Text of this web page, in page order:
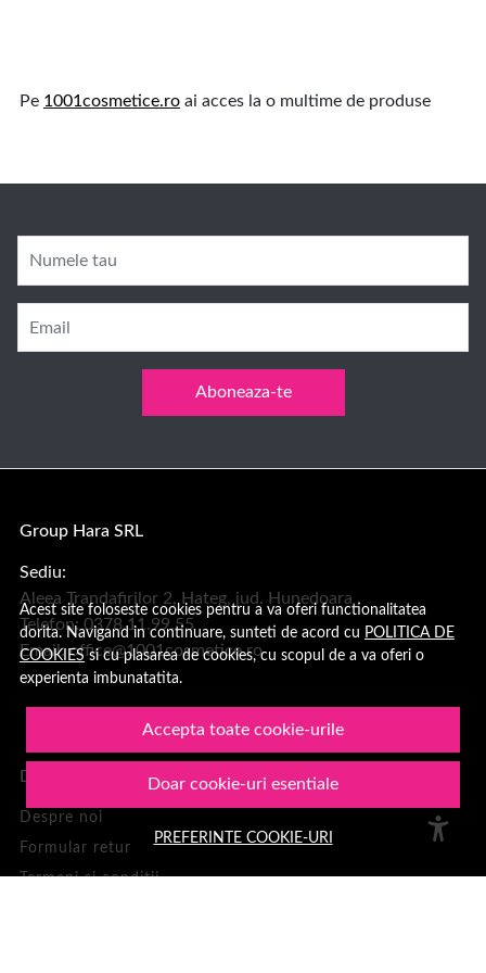
Acest site foloseste cookies pentru a va oferi functionalitatea
dorita. Navigand in continuare, sunteti de acord cu POLITICA DE
COOKIES si cu plasarea de cookies, cu scopul de a va oferi o
experienta imbunatatita.
Accepta toate cookie-urile
Doar cookie-uri esentiale
PREFERINTE COOKIE-URI
Pe 1001cosmetice.ro ai acces la o multime de produse
Numele tau
Email
Aboneaza-te
Group Hara SRL
Sediu:
Aleea Trandafirilor 2, Hateg, jud. Hunedoara
Telefon: 0378.11.99.55
Email:office@1001cosmetice.ro
DESPRE NOI
Despre noi
Formular retur
Termeni si conditii